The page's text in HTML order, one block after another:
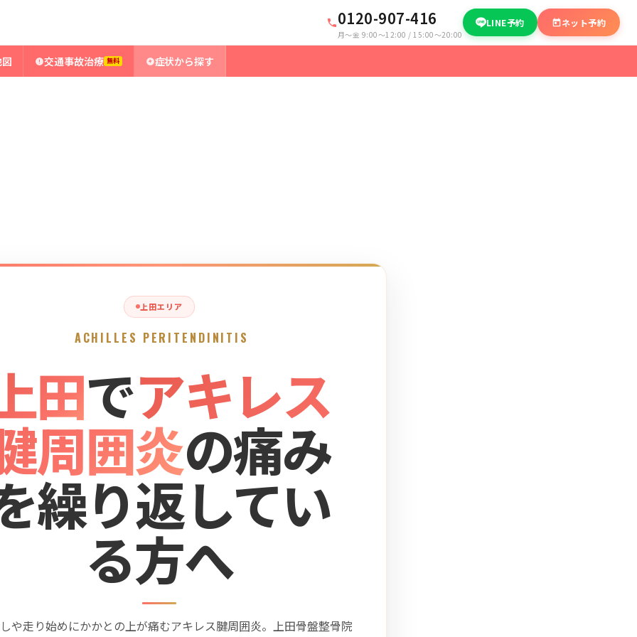
0120-907-416
月〜金 9:00〜12:00 / 15:00〜20:00
LINE予約 ネット予約
交通事故治療 無料 症状から探す
上田エリア
ACHILLES PERITENDINITIS
田でアキレス
周囲炎の痛み
繰り返してい
る方へ
や走り始めにかかとの上が痛むアキレス腱周囲炎。上田骨盤整骨院